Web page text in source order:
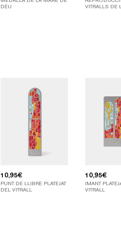
DÉU
VITRALLS DE
10,95€
PUNT DE LLIBRE PLATEJAT
DEL VITRALL
10,95€
IMANT
VITRALL